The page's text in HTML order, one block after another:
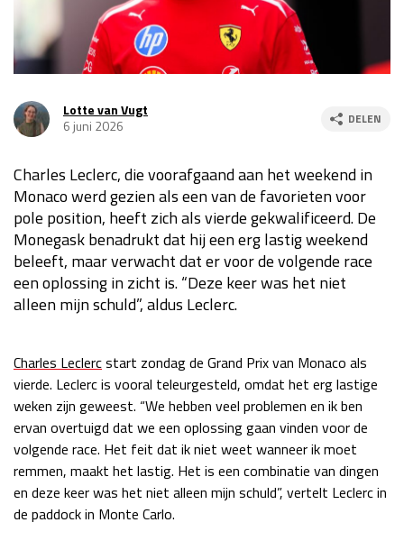
za 13:00 - 15:00
Kwalificatie
za 23:00 - 00:00
Race
zo 21:00 - 23:00
GP MEXICO 2026
Kwalificatie
za 22:00 - 23:00
Race
zo 21:00 - 23:00
Kwalificatie
za 19:00 - 20:00
Race
zo 18:00 - 20:00
LAS VEGAS GRAND PRIX 2026 20 - 22 nov
Kwalificatie
za 05:00 - 06:00
Race
zo 05:00 - 07:00
GP ABU DHABI 2026 04 - 06 dec
Lotte van Vugt
6 juni 2026
DELEN
Charles Leclerc, die voorafgaand aan het weekend in
Monaco werd gezien als een van de favorieten voor
pole position, heeft zich als vierde gekwalificeerd. De
Monegask benadrukt dat hij een erg lastig weekend
beleeft, maar verwacht dat er voor de volgende race
een oplossing in zicht is. “Deze keer was het niet
alleen mijn schuld”, aldus Leclerc.
Charles Leclercstart zondag de Grand Prix van Monaco als
vierde. Leclerc is vooral teleurgesteld, omdat het erg lastige
weken zijn geweest. “We hebben veel problemen en ik ben
ervan overtuigd dat we een oplossing gaan vinden voor de
volgende race. Het feit dat ik niet weet wanneer ik moet
remmen, maakt het lastig. Het is een combinatie van dingen
en deze keer was het niet alleen mijn schuld”, vertelt Leclerc in
de paddock in Monte Carlo.